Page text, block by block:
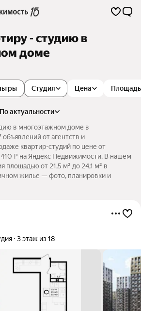
- студию в
доме
Студия Цена Площадь
по актуальности
в многоэтажном доме в
от агентств и
квартир-студий по цене от
₽ на Яндекс Недвижимости. В нашем
площадью от 21,5 м² до 24,1 м² в
жилье — фото, планировки и
3 этаж из 18